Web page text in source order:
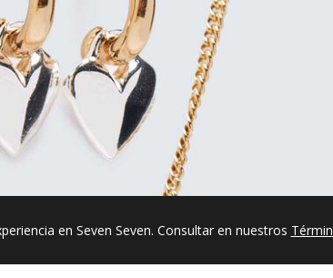
en Seven Seven. Consultar en nuestros